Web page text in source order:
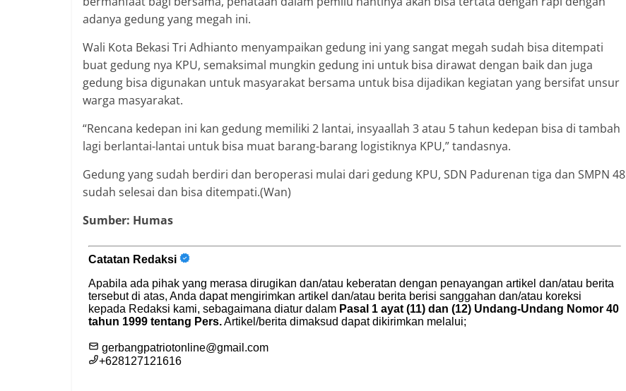
adanya gedung yang megah ini.
Wali Kota Bekasi Tri Adhianto menyampaikan gedung ini yang sangat megah sudah bisa ditempati
buat gedung nya KPU, semaksimal mungkin gedung ini untuk bisa dirawat dengan baik dan juga
gedung bisa digunakan untuk masyarakat bersama untuk bisa dijadikan kegiatan yang bersifat unsur
warga masyarakat.
“Rencana kedepan ini kan gedung memiliki 2 lantai, insyaallah 3 atau 5 tahun kedepan bisa di tambah
lagi berlantai-lantai untuk bisa muat barang-barang logistiknya KPU,” tandasnya.
Gedung yang sudah berdiri dan beroperasi mulai dari gedung KPU, SDN Padurenan tiga dan SMPN 48
sudah selesai dan bisa ditempati.(Wan)
Sumber: Humas